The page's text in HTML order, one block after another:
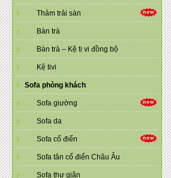
Thảm trải sàn
Bàn trà
Bàn trà – Kệ ti vi đồng bộ
Kệ tivi
Sofa phòng khách
Sofa giường
Sofa da
Sofa cổ điển
Sofa tân cổ điển Châu Âu
Sofa thư giãn